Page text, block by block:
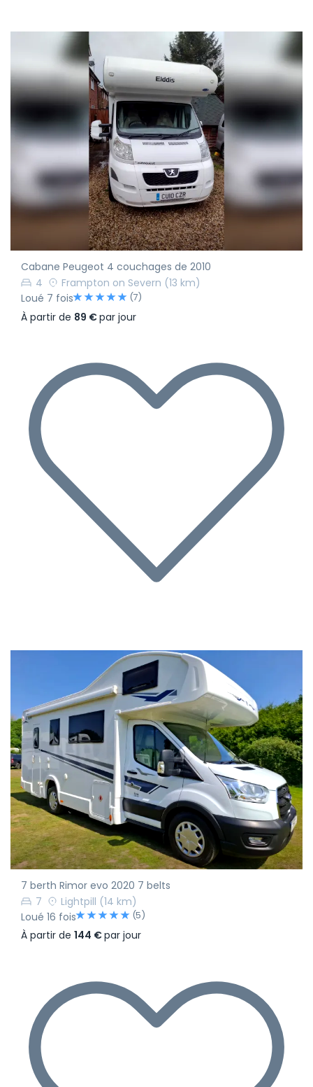
Cabane Peugeot 4 couchages de 2010
4
Frampton on Severn (13 km)
Loué 7 fois
(7)
À partir de 89 €par jour
7 berth Rimor evo 2020 7 belts
7
Lightpill (14 km)
Loué 16 fois
(5)
À partir de 144 €par jour